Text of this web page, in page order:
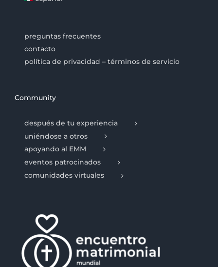
preguntas frecuentes
contacto
política de privacidad – términos de servicio
Community
después de tu experiencia
uniéndose a otros
apoyando al EMM
eventos patrocinados
comunidades virtuales